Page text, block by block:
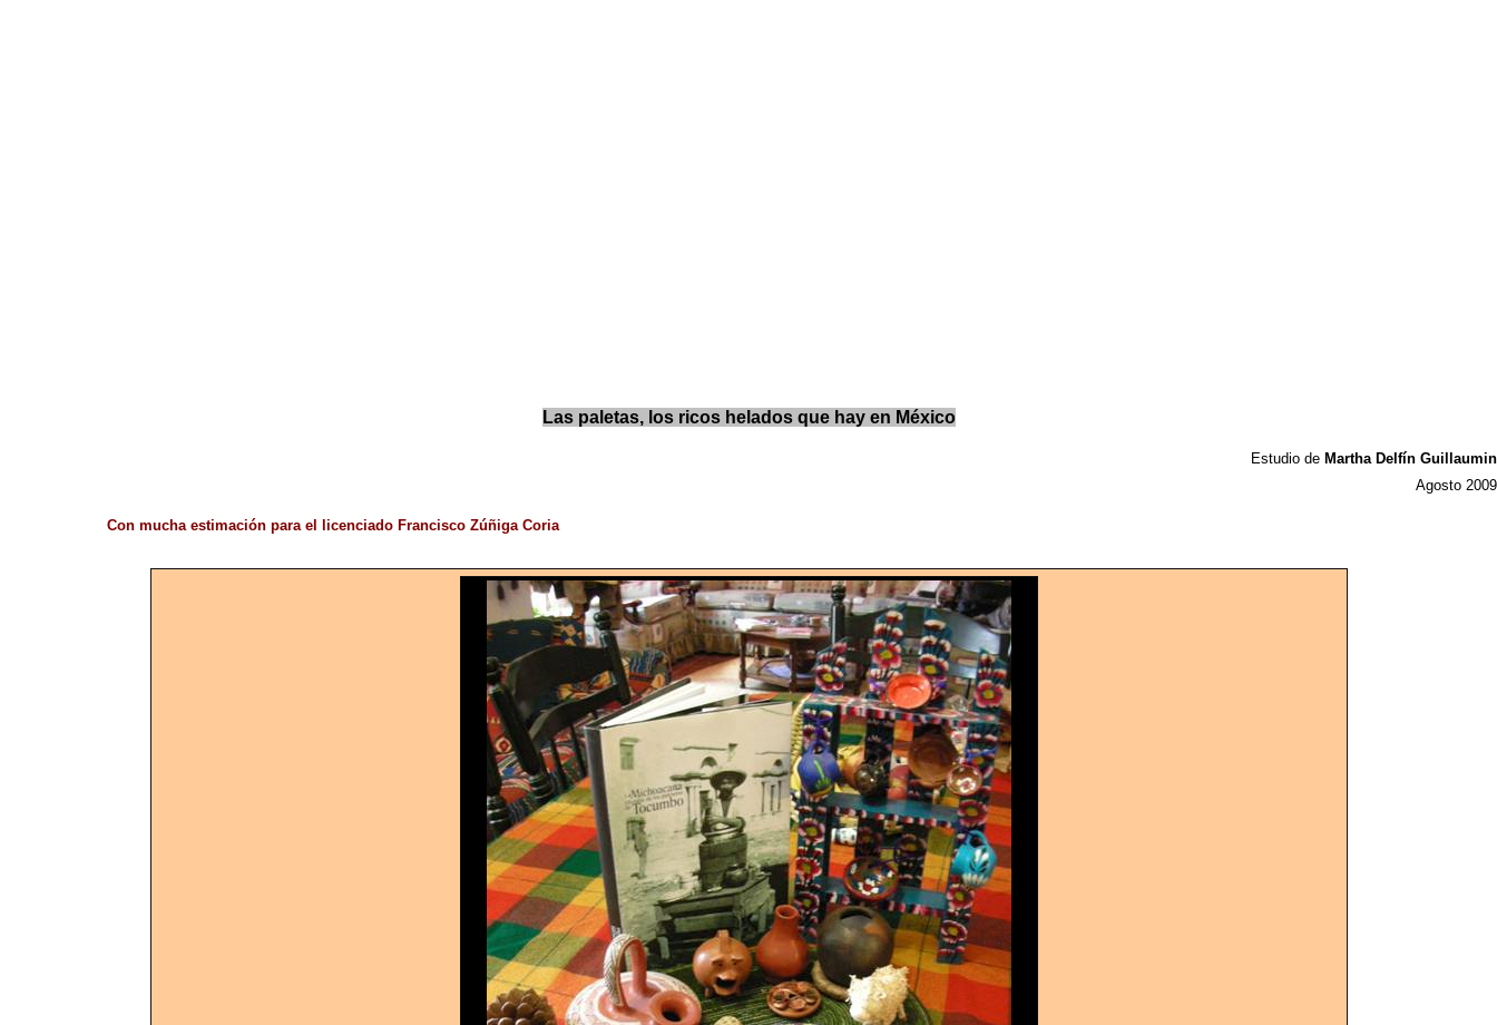
Las paletas, los ricos helados que hay en México
Estudio de Martha Delfín Guillaumin
Agosto 2009
Con mucha estimación para el licenciado Francisco Zúñiga Coria